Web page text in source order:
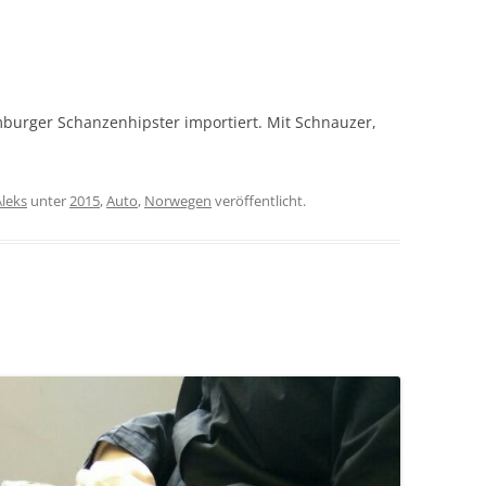
Schanzenhipster importiert. Mit Schnauzer,
unter2015,Auto, Norwegen veröffentlicht.